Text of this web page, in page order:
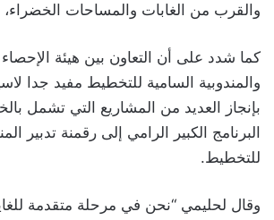
والقرب من الغابات والمساحات الخضراء،
كما شدد على أن التعاون بين هيئة الإحصاء
والمندوبية السامية للتخطيط مفيد جدا
بإنجاز العديد من المشاريع التي تشمل
البرنامج الكبير الرامي إلى رقمنة تدبير
للتخطيط.
وقال لحليمي “نحن في مرحلة متقدمة